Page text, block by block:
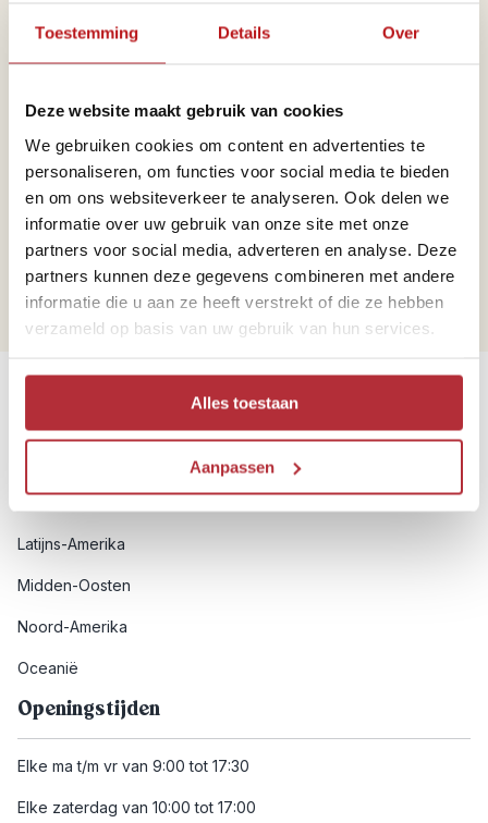
Toestemming Details Over
Deze website maakt gebruik van cookies
We gebruiken cookies om content en advertenties te
personaliseren, om functies voor social media te bieden
en om ons websiteverkeer te analyseren. Ook delen we
informatie over uw gebruik van onze site met onze
partners voor social media, adverteren en analyse. Deze
partners kunnen deze gegevens combineren met andere
informatie die u aan ze heeft verstrekt of die ze hebben
verzameld op basis van uw gebruik van hun services.
Alles toestaan
Aanpassen
Mail
portugal@riksjatravel.nl
Latijns-Amerika
Midden-Oosten
Noord-Amerika
Oceanië
Openingstijden
Elke ma t/m vr van 9:00 tot 17:30
Elke zaterdag van 10:00 tot 17:00